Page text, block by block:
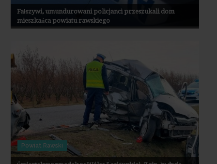
Fałszywi, umundurowani policjanci przeszukali dom
mieszkańca powiatu rawskiego
Powiat Rawski